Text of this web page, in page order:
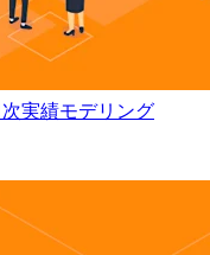
実績モデリング